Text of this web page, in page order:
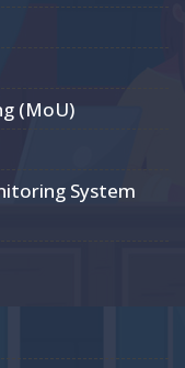
(MoU)
System